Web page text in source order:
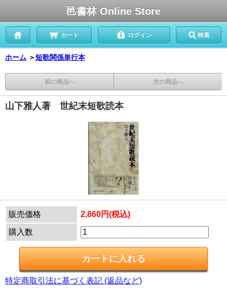
邑書林 Online Store
カート ログイン 検索
ホーム ＞短歌関係単行本
前の商品へ 次の商品へ
山下雅人著 世紀末短歌読本
販売価格 2,860円(税込)
購入数
特定商取引法に基づく表記 (返品など)